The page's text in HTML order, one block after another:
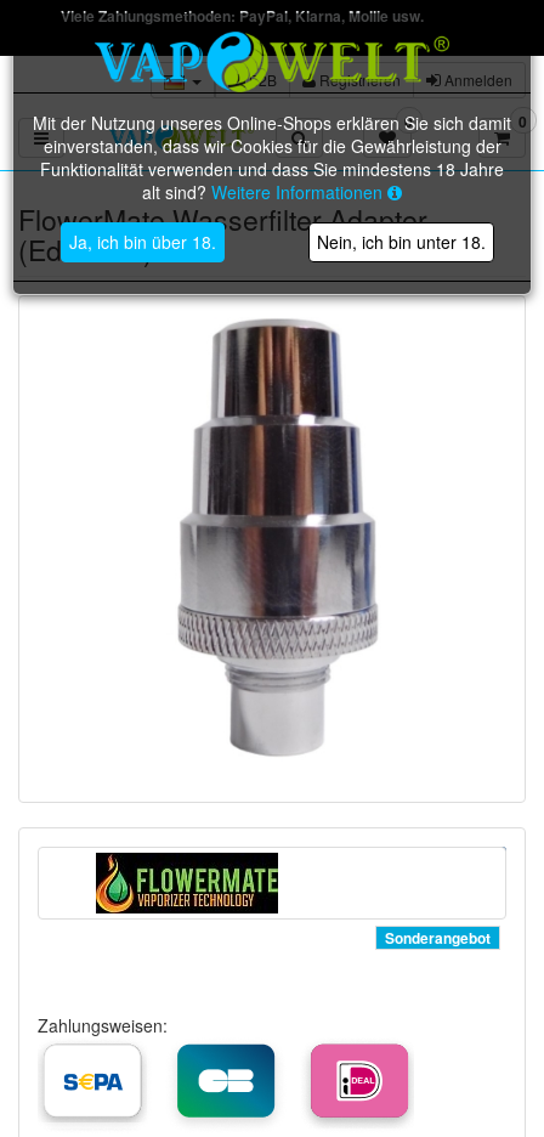
Viele Zahlungsmethoden: PayPal, Klarna, Mollie usw.
B2B Registrieren Anmelden
Toggle navigation
0 0
Mit der Nutzung unseres Online-Shops erklären Sie sich damit
einverstanden, dass wir Cookies für die Gewährleistung der
Funktionalität verwenden und dass Sie mindestens 18 Jahre
alt sind? Weitere Informationen
Ja, ich bin über 18. Nein, ich bin unter 18.
FlowerMate Wasserfilter Adapter
(Edelstahl)
Sonderangebot
Zahlungsweisen: